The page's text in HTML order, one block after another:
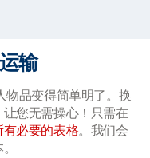
输
物品变得简单明了。换
您无需操心！只需在
必要的表格。我们会